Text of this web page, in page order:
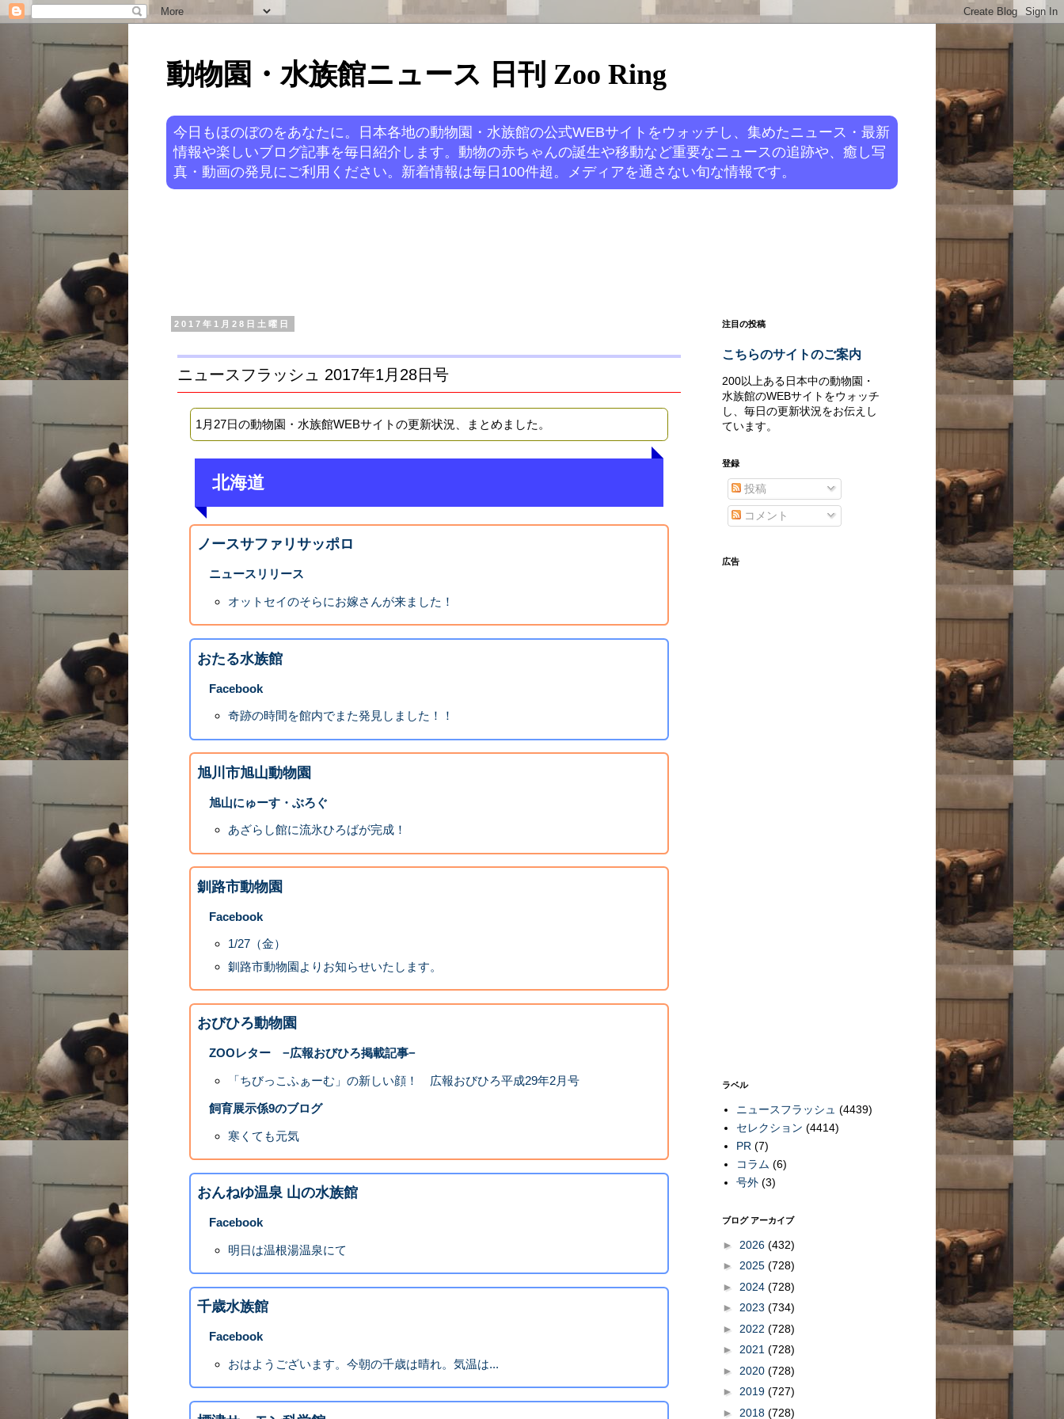
動物園・水族館ニュース 日刊 Zoo Ring
今日もほのぼのをあなたに。日本各地の動物園・水族館の公式WEBサイトをウォッチし、集めたニュース・最新
情報や楽しいブログ記事を毎日紹介します。動物の赤ちゃんの誕生や移動など重要なニュースの追跡や、癒し写
真・動画の発見にご利用ください。新着情報は毎日100件超。メディアを通さない旬な情報です。
2017年1月28日土曜日
ニュースフラッシュ 2017年1月28日号
1月27日の動物園・水族館WEBサイトの更新状況、まとめました。
北海道
ノースサファリサッポロ
ニュースリリース
オットセイのそらにお嫁さんが来ました！
おたる水族館
Facebook
奇跡の時間を館内でまた発見しました！！
旭川市旭山動物園
旭山にゅーす・ぶろぐ
あざらし館に流氷ひろばが完成！
釧路市動物園
Facebook
1/27（金）
釧路市動物園よりお知らせいたします。
おびひろ動物園
ZOOレター −広報おびひろ掲載記事−
「ちびっこふぁーむ」の新しい顔！ 広報おびひろ平成29年2月号
飼育展示係9のブログ
寒くても元気
おんねゆ温泉 山の水族館
Facebook
明日は温根湯温泉にて
千歳水族館
Facebook
おはようございます。今朝の千歳は晴れ。気温は...
注目の投稿
こちらのサイトのご案内
200以上ある日本中の動物園・
水族館のWEBサイトをウォッチ
し、毎日の更新状況をお伝えし
ています。
登録
投稿
コメント
広告
ラベル
ニュースフラッシュ (4439)
セレクション (4414)
PR (7)
コラム (6)
号外 (3)
ブログ アーカイブ
► 2026 (432)
► 2025 (728)
► 2024 (728)
► 2023 (734)
► 2022 (728)
► 2021 (728)
► 2020 (728)
► 2019 (727)
► 2018 (728)